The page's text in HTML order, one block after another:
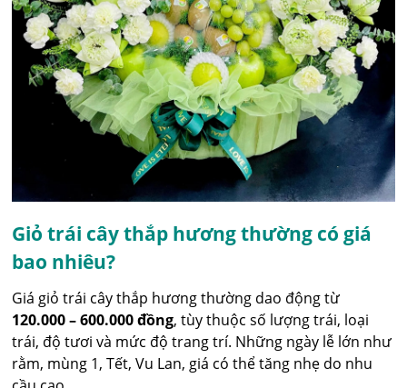
Giỏ trái cây thắp hương thường có giá
bao nhiêu?
Giá giỏ trái cây thắp hương thường dao động từ
120.000 – 600.000 đồng, tùy thuộc số lượng trái, loại
trái, độ tươi và mức độ trang trí. Những ngày lễ lớn như
rằm, mùng 1, Tết, Vu Lan, giá có thể tăng nhẹ do nhu